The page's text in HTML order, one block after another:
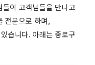
이 고객님들을 만나고
전문으로 하며,
습니다. 아래는 종로구